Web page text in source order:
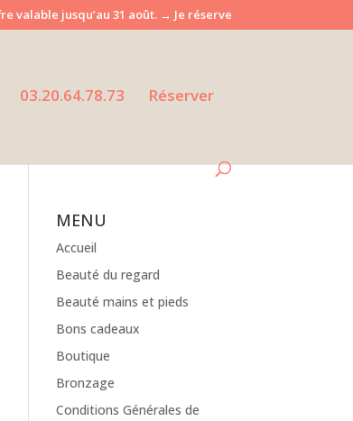
valable jusqu’au 31 août. → Je réserve
03.20.64.78.73 Réserver
MENU
Accueil
Beauté du regard
Beauté mains et pieds
Bons cadeaux
Boutique
Bronzage
Conditions Générales de